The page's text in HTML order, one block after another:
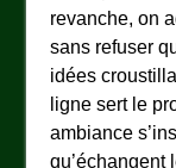
revanche, on
sans refuser
idées
ligne sert le
ambiance
qu’échangent